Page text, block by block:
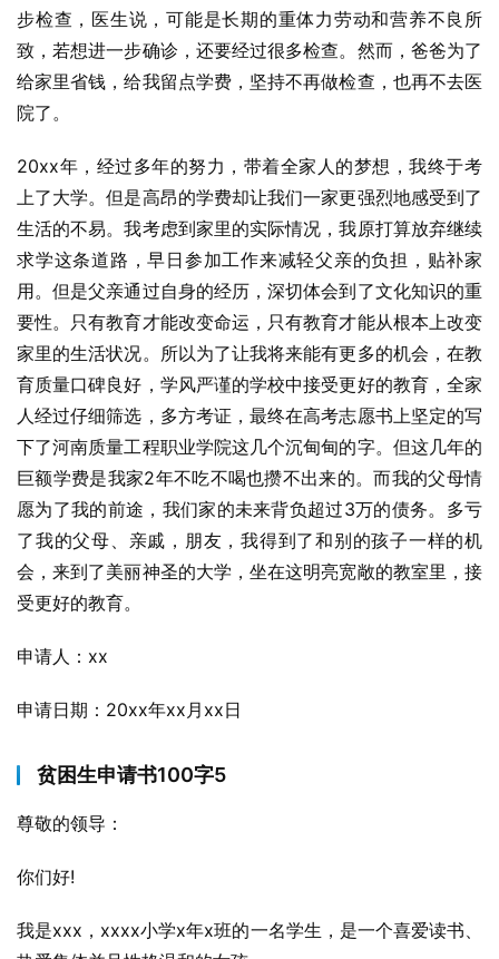
步检查，医生说，可能是长期的重体力劳动和营养不良所
致，若想进一步确诊，还要经过很多检查。然而，爸爸为了
给家里省钱，给我留点学费，坚持不再做检查，也再不去医
院了。
20xx年，经过多年的努力，带着全家人的梦想，我终于考
上了大学。但是高昂的学费却让我们一家更强烈地感受到了
生活的不易。我考虑到家里的实际情况，我原打算放弃继续
求学这条道路，早日参加工作来减轻父亲的负担，贴补家
用。但是父亲通过自身的经历，深切体会到了文化知识的重
要性。只有教育才能改变命运，只有教育才能从根本上改变
家里的生活状况。所以为了让我将来能有更多的机会，在教
育质量口碑良好，学风严谨的学校中接受更好的教育，全家
人经过仔细筛选，多方考证，最终在高考志愿书上坚定的写
下了河南质量工程职业学院这几个沉甸甸的字。但这几年的
巨额学费是我家2年不吃不喝也攒不出来的。而我的父母情
愿为了我的前途，我们家的未来背负超过3万的债务。多亏
了我的父母、亲戚，朋友，我得到了和别的孩子一样的机
会，来到了美丽神圣的大学，坐在这明亮宽敞的教室里，接
受更好的教育。
申请人：xx
申请日期：20xx年xx月xx日
贫困生申请书100字5
尊敬的领导：
你们好!
我是xxx，xxxx小学x年x班的一名学生，是一个喜爱读书、